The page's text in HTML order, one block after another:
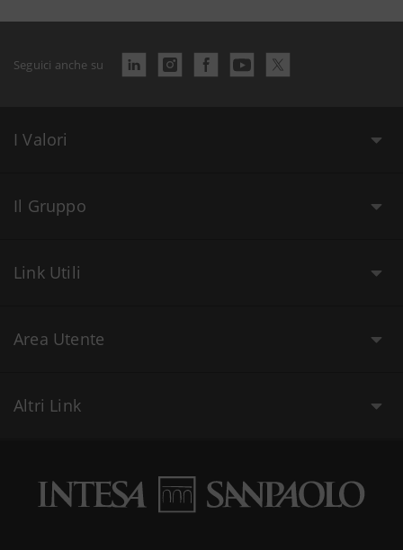
Seguici anche su
I Valori
Il Gruppo
Link Utili
Area Utente
Altri Link